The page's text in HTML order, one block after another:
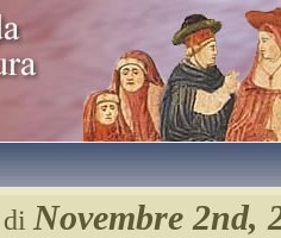
Novembre 2nd,